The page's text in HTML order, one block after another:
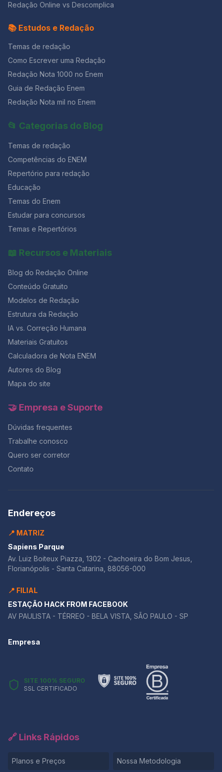
Redação Online vs Descomplica
📚 Estudos e Redação
Temas de redação
Como Escrever uma Redação
Redação Nota 1000 no Enem
Guia de Redação Enem
Redação Nota mil no Enem
📂 Categorias do Blog
Temas de redação
Competências do ENEM
Repertório para redação
Educação
Temas do Enem
Estudar para concursos
Temas e Repertórios
📖 Recursos e Materiais
Blog do Redação Online
Conteúdo Gratuito
Modelos de Redação
Estrutura da Redação
IA vs. Correção Humana
Materiais Gratuitos
Calculadora de Nota ENEM
Autores do Blog
Mapa do site
🤝 Empresa e Suporte
Dúvidas frequentes
Trabalhe conosco
Quero ser corretor
Contato
Endereços
📍 MATRIZ
Sapiens Parque
Av. Luiz Boiteux Piazza, 1302 - Cachoeira do Bom Jesus,
Florianópolis - Santa Catarina, 88056-000
📍 FILIAL
ESTAÇÃO HACK FROM FACEBOOK
AV PAULISTA - TÉRREO - BELA VISTA, SÃO PAULO - SP
Empresa
SITE 100% SEGURO
SSL CERTIFICADO
🔗 Links Rápidos
Planos e Preços Nossa Metodologia